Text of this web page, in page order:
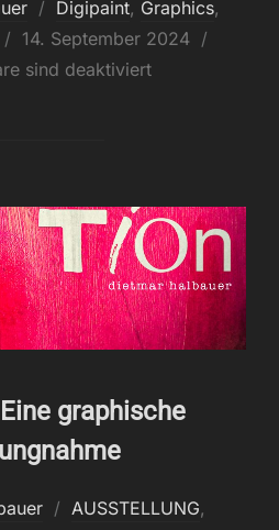
Digipaint, Graphics,
Veröffentlicht
am
14. September 2024
sind deaktiviert
graphische
AUSSTELLUNG,